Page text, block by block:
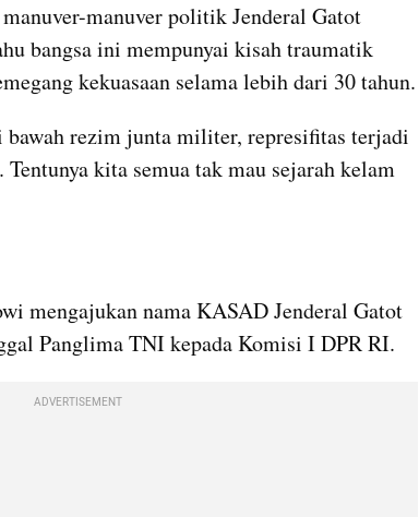
manuver politik Jenderal Gatot
bangsa ini mempunyai kisah traumatik
rezim junta militer, represifitas terjadi
kita semua tak mau sejarah kelam
mengajukan nama KASAD Jenderal Gatot
Panglima TNI kepada Komisi I DPR RI.
ADVERTISEMENT